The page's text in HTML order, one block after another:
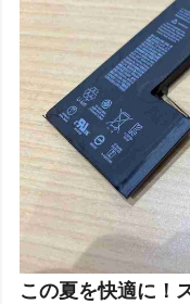
この夏を快適に！